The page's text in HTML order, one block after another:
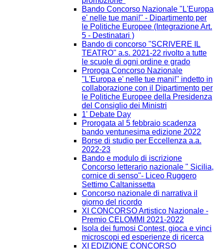
Bando Concorso Nazionale "L'Europa
e' nelle tue mani!" - Dipartimento per
le Politiche Europee (Integrazione Art.
5 - Destinatari )
Bando di concorso ''SCRIVERE IL
TEATRO'' a.s. 2021-22 rivolto a tutte
le scuole di ogni ordine e grado
Proroga Concorso Nazionale
''L'Europa e' nelle tue mani!'' indetto in
collaborazione con il Dipartimento per
le Politiche Europee della Presidenza
del Consiglio dei Ministri
1' Debate Day
Prorogata al 5 febbraio scadenza
bando ventunesima edizione 2022
Borse di studio per Eccellenza a.a.
2022-23
Bando e modulo di iscrizione
Concorso letterario nazionale " Sicilia,
cornice di senso"- Liceo Ruggero
Settimo Caltanissetta
Concorso nazionale di narrativa il
giorno del ricordo
XI CONCORSO Artistico Nazionale -
Premio CELOMMI 2021-2022
Isola dei fumosi Contest, gioca e vinci
microscopi ed esperienze di ricerca
XI EDIZIONE CONCORSO